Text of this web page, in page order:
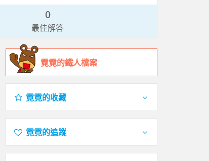
0
最佳解答
霓霓的鐵人檔案
霓霓的收藏
霓霓的追蹤